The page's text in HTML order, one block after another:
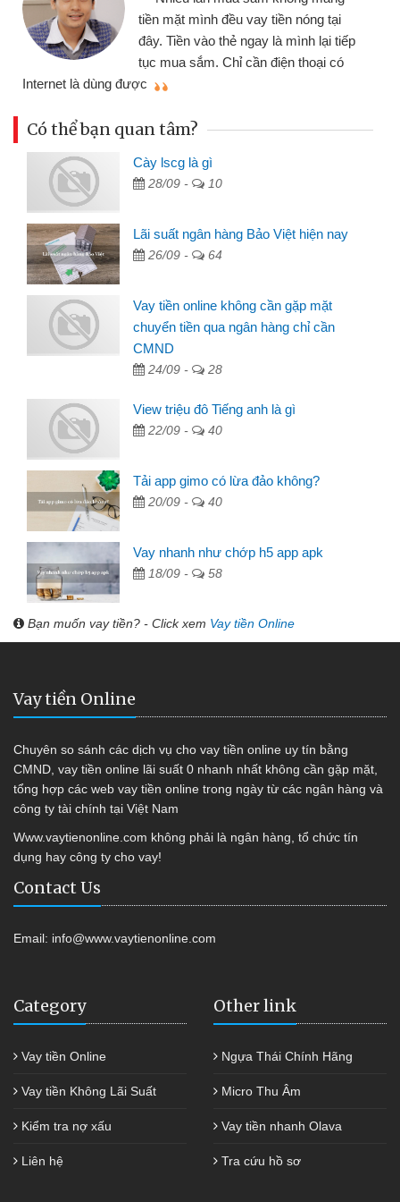
tiền nóng tại
là mình lại tiếp
điện thoại có
nhiều lúc cần vốn nhập
đến website qua bạn bè
đã giải quyết được công
Có thể bạn quan tâm?
Cày lscg là gì
28/09 - 10
Lãi suất ngân hàng Bảo Việt hiện nay
26/09 - 64
Vay tiền online không cần gặp mặt
chuyển tiền qua ngân hàng chỉ cần
CMND
24/09 - 28
View triệu đô Tiếng anh là gì
22/09 - 40
Tải app gimo có lừa đảo không?
20/09 - 40
Vay nhanh như chớp h5 app apk
18/09 - 58
Bạn muốn vay tiền? - Click xem Vay tiền Online
Vay tiền Online
Chuyên so sánh các dịch vụ cho vay tiền online uy tín bằng
CMND, vay tiền online lãi suất 0 nhanh nhất không cần gặp mặt,
tổng hợp các web vay tiền online trong ngày từ các ngân hàng và
công ty tài chính tại Việt Nam
Www.vaytienonline.com không phải là ngân hàng, tổ chức tín
dụng hay công ty cho vay!
Contact Us
Email: info@www.vaytienonline.com
Category
Vay tiền Online
Vay tiền Không Lãi Suất
Kiểm tra nợ xấu
Liên hệ
Other link
Ngựa Thái Chính Hãng
Micro Thu Âm
Vay tiền nhanh Olava
Tra cứu hồ sơ